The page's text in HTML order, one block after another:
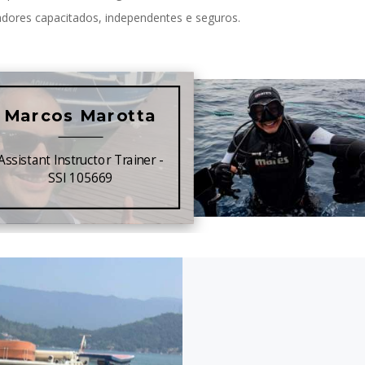
capacitados, independentes e seguros.
Marcos Marotta
Instructor Trainer -
SSI 105669
Kiko Lima
Instructor Certifier and XR
Trainer SSI - 60956